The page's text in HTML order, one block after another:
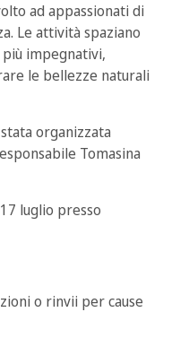
ad appassionati di
Le attività spaziano
impegnativi,
le bellezze naturali
organizzata
Tomasina
luglio presso
o rinvii per cause